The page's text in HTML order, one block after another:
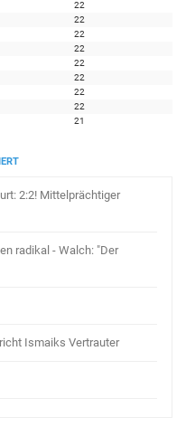
22
22
22
22
22
22
22
22
21
2:2! Mittelprächtiger
radikal - Walch: "Der
Ismaiks Vertrauter